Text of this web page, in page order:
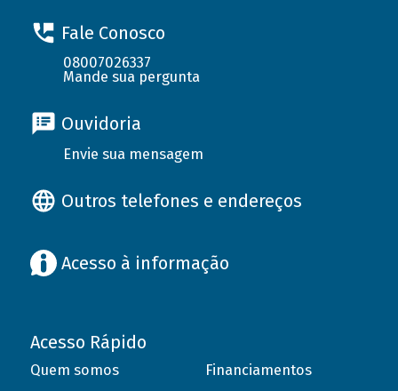
Fale Conosco
08007026337
Mande sua pergunta
Ouvidoria
Envie sua mensagem
Outros telefones e endereços
Acesso à informação
Acesso Rápido
Quem somos
Financiamentos